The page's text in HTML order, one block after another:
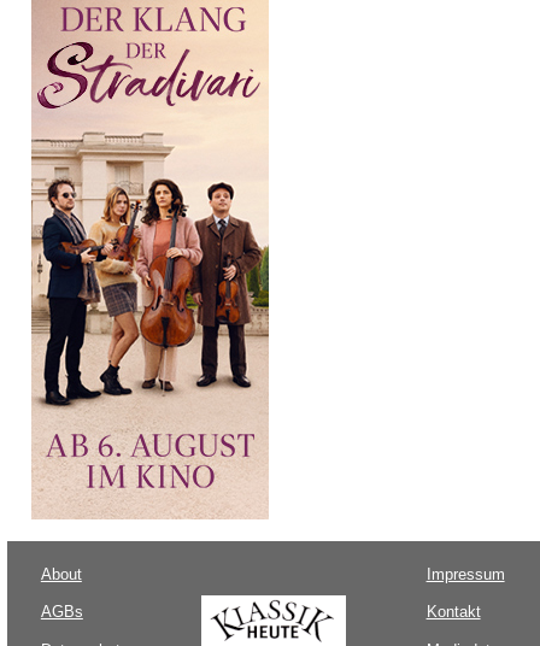
About
AGBs
Impressum
Kontakt